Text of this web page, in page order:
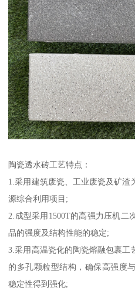
陶瓷透水砖工艺特点：
1.采用建筑废瓷、工业废瓷及矿
源综合利用项目;
2.成型采用1500T的高强力压机二
品的强度及结构性能的稳定;
3.采用高温瓷化的陶瓷熔融包裹工
的多孔颗粒型结构，确保高强度
稳定性得到强化;